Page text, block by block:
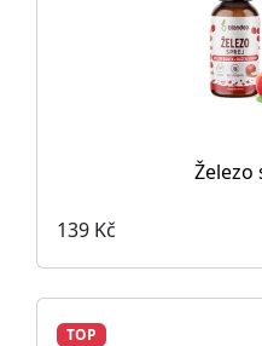
Železo
139 Kč
TOP